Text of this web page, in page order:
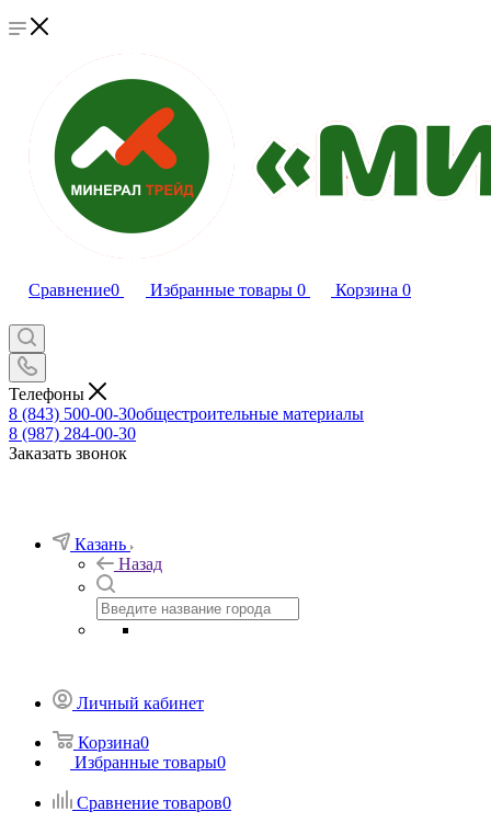
Сравнение0 Избранные товары 0 Корзина 0
Телефоны
8 (843) 500-00-30общестроительные материалы
8 (987) 284-00-30
Заказать звонок
Казань
Назад
Личный кабинет
Корзина0
Избранные товары0
Сравнение товаров0